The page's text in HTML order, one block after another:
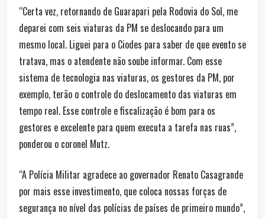
“Certa vez, retornando de Guarapari pela Rodovia do Sol, me
deparei com seis viaturas da PM se deslocando para um
mesmo local. Liguei para o Ciodes para saber de que evento se
tratava, mas o atendente não soube informar. Com esse
sistema de tecnologia nas viaturas, os gestores da PM, por
exemplo, terão o controle do deslocamento das viaturas em
tempo real. Esse controle e fiscalização é bom para os
gestores e excelente para quem executa a tarefa nas ruas”,
ponderou o coronel Mutz.
“A Polícia Militar agradece ao governador Renato Casagrande
por mais esse investimento, que coloca nossas forças de
segurança no nível das polícias de países de primeiro mundo”,